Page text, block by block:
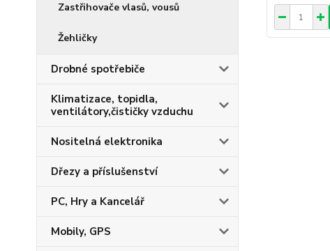
Zastřihovače vlasů, vousů
Žehličky
Drobné spotřebiče
Klimatizace, topidla,
ventilátory,čističky vzduchu
Nositelná elektronika
Dřezy a příslušenství
PC, Hry a Kancelář
Mobily, GPS